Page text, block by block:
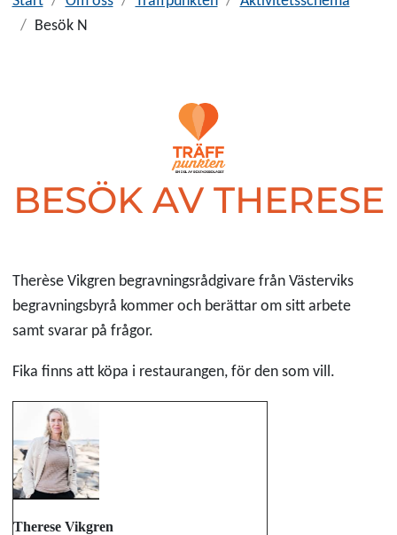
Besök N
BESÖK AV THERESE
Therèse Vikgren begravningsrådgivare från Västerviks
begravningsbyrå kommer och berättar om sitt arbete
samt svarar på frågor.
Fika finns att köpa i restaurangen, för den som vill.
Therese Vikgren